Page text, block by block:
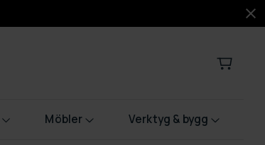
Möbler Verktyg & bygg